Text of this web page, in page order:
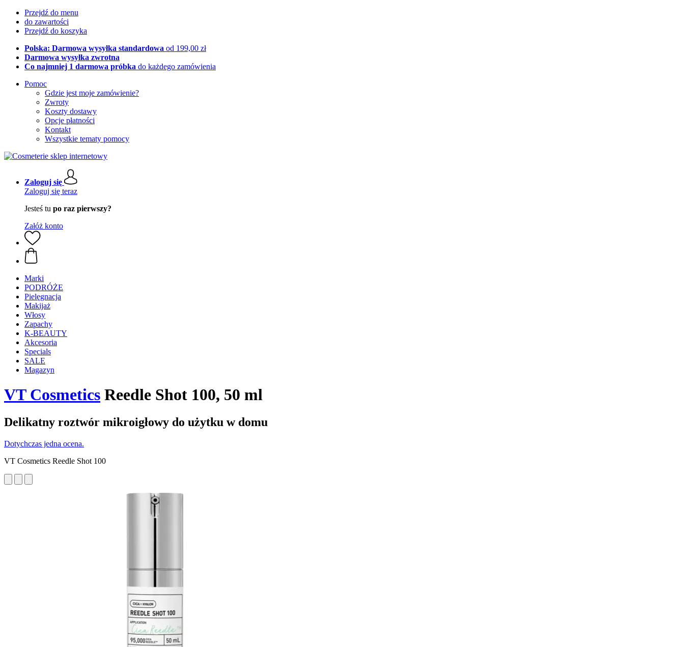
Przejdź do menu
do zawartości
Przejdź do koszyka
Polska: Darmowa wysyłka standardowa od 199,00 zł
Darmowa wysyłka zwrotna
Co najmniej 1 darmowa próbka do każdego zamówienia
Pomoc
Gdzie jest moje zamówienie?
Zwroty
Koszty dostawy
Opcje płatności
Kontakt
Wszystkie tematy pomocy
Zaloguj się
Zaloguj się teraz
Jesteś tu po raz pierwszy?
Załóż konto
Marki
PODRÓŻE
Pielęgnacja
Makijaż
Włosy
Zapachy
K-BEAUTY
Akcesoria
Specials
SALE
Magazyn
VT Cosmetics Reedle Shot 100, 50 ml
Delikatny roztwór mikroigłowy do użytku w domu
Dotychczas jedna ocena.
VT Cosmetics Reedle Shot 100